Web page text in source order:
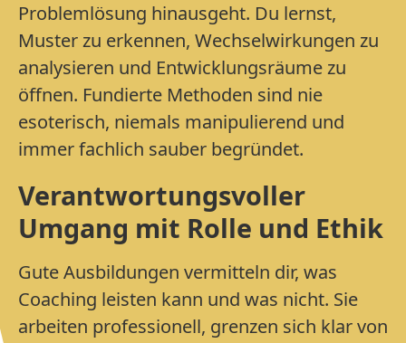
Problemlösung hinausgeht. Du lernst,
Muster zu erkennen, Wechselwirkungen zu
analysieren und Entwicklungsräume zu
öffnen. Fundierte Methoden sind nie
esoterisch, niemals manipulierend und
immer fachlich sauber begründet.
Verantwortungsvoller
Umgang mit Rolle und Ethik
Gute Ausbildungen vermitteln dir, was
Coaching leisten kann und was nicht. Sie
arbeiten professionell, grenzen sich klar von